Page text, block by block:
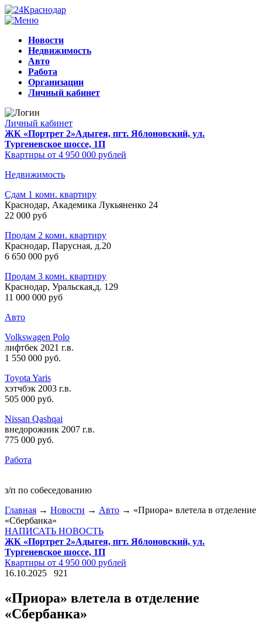
Новости
Недвижимость
Авто
Работа
Организации
Личный кабинет
Личный кабинет
ЖК «Портрет 2»Адыгея, пгт. Яблоновский, ул.
Тургеневское шоссе, 1П
Квартиры от 4 950 000 рублей
Недвижимость
Сдам 1 комн. квартиру
Краснодар, Академика Лукьяненко 24
22 000 руб
Продам 2 комн. квартиру
Краснодар, Парусная, д.20
6 650 000 руб
Продам 3 комн. квартиру
Краснодар, Уральская,д. 129
11 000 000 руб
Авто
Volkswagen Polo
лифтбек 2021 г.в.
1 550 000 руб.
Toyota Yaris
хэтчбэк 2003 г.в.
505 000 руб.
Nissan Qashqai
внедорожник 2007 г.в.
775 000 руб.
Работа
з/п по собеседованию
Главная → Новости → Авто → «Приора» влетела в отделение
«Сбербанка»
НАПИСАТЬ НОВОСТЬ
ЖК «Портрет 2»Адыгея, пгт. Яблоновский, ул.
Тургеневское шоссе, 1П
Квартиры от 4 950 000 рублей
16.10.2025
921
«Приора» влетела в отделение
«Сбербанка»